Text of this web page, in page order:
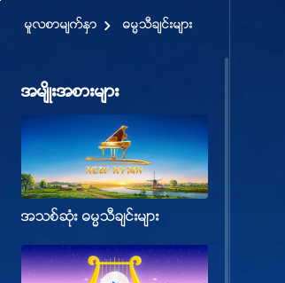
မူလစာမ်က္ႏွာ ဓမၼသီခ်င္းမ်ား
အမ်ိဳးအစားမ်ား
အသစ္ဆုံး ဓမၼသီခ်င္းမ်ား